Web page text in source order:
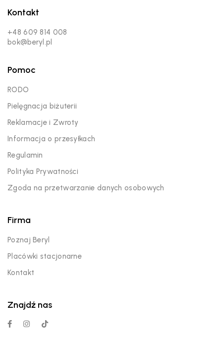
Kontakt
+48 609 814 008
bok@beryl.pl
Pomoc
RODO
Pielęgnacja biżuterii
Reklamacje i Zwroty
Informacja o przesyłkach
Regulamin
Polityka Prywatności
Zgoda na przetwarzanie danych osobowych
Firma
Poznaj Beryl
Placówki stacjonarne
Kontakt
Znajdź nas